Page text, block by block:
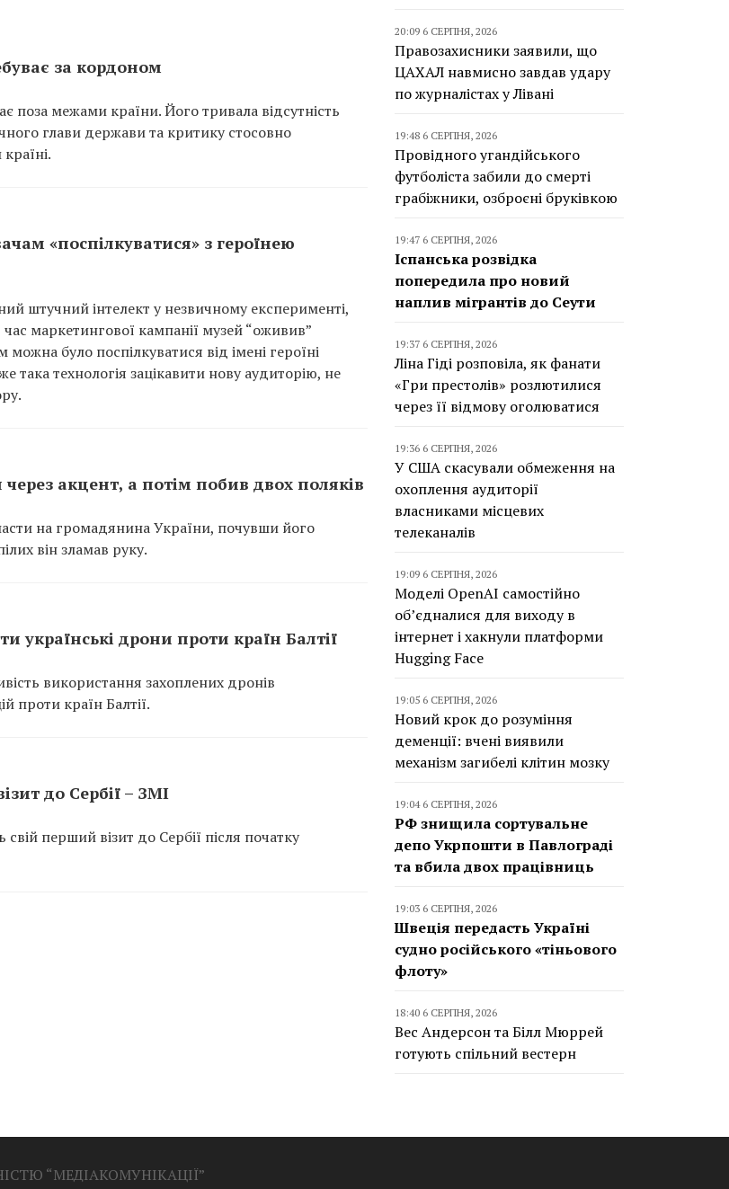
за кордоном
поза межами країни. Його тривала відсутність
глави держави та критику стосовно
«поспілкуватися» з героїнею
штучний інтелект у незвичному експерименті,
маркетингової кампанії музей “оживив”
було поспілкуватися від імені героїні
така технологія зацікавити нову аудиторію, не
акцент, а потім побив двох поляків
на громадянина України, почувши його
він зламав руку.
українські дрони проти країн Балтії
використання захоплених дронів
проти країн Балтії.
до Сербії – ЗМІ
перший візит до Сербії після початку
20:09 6 СЕРПНЯ, 2026
Правозахисники заявили, що
ЦАХАЛ навмисно завдав удару
по журналістах у Лівані
19:48 6 СЕРПНЯ, 2026
Провідного угандійського
футболіста забили до смерті
грабіжники, озброєні бруківкою
19:47 6 СЕРПНЯ, 2026
Іспанська розвідка
попередила про новий
наплив мігрантів до Сеути
19:37 6 СЕРПНЯ, 2026
Ліна Гіді розповіла, як фанати
«Гри престолів» розлютилися
через її відмову оголюватися
19:36 6 СЕРПНЯ, 2026
У США скасували обмеження на
охоплення аудиторії
власниками місцевих
телеканалів
19:09 6 СЕРПНЯ, 2026
Моделі OpenAI самостійно
об’єдналися для виходу в
інтернет і хакнули платформи
Hugging Face
19:05 6 СЕРПНЯ, 2026
Новий крок до розуміння
деменції: вчені виявили
механізм загибелі клітин мозку
19:04 6 СЕРПНЯ, 2026
РФ знищила сортувальне
депо Укрпошти в Павлограді
та вбила двох працівниць
19:03 6 СЕРПНЯ, 2026
Швеція передасть Україні
судно російського «тіньового
флоту»
18:40 6 СЕРПНЯ, 2026
Вес Андерсон та Білл Мюррей
готують спільний вестерн
“МЕДІАКОМУНІКАЦІЇ”